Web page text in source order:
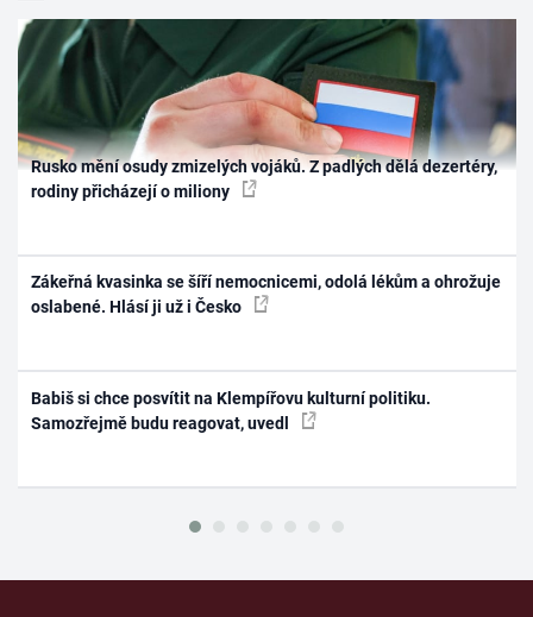
Rusko mění osudy zmizelých vojáků. Z padlých dělá dezertéry,
rodiny přicházejí o miliony
Zákeřná kvasinka se šíří nemocnicemi, odolá lékům a ohrožuje
oslabené. Hlásí ji už i Česko
Babiš si chce posvítit na Klempířovu kulturní politiku.
Samozřejmě budu reagovat, uvedl